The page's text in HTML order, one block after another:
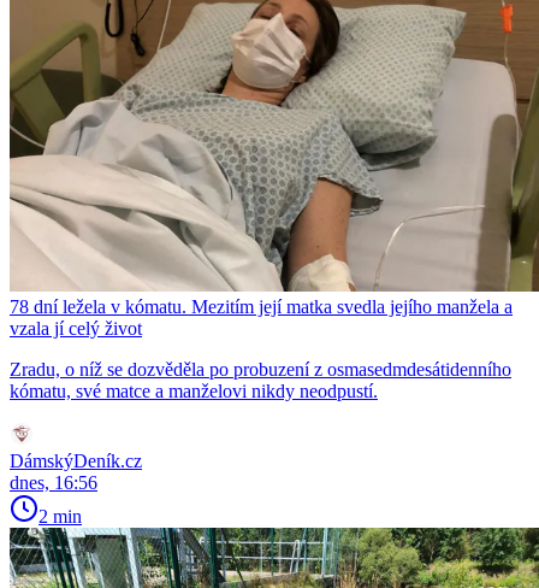
78 dní ležela v kómatu. Mezitím její matka svedla jejího manžela a
vzala jí celý život
Zradu, o níž se dozvěděla po probuzení z osmasedmdesátidenního
kómatu, své matce a manželovi nikdy neodpustí.
DámskýDeník.cz
dnes, 16:56
2 min